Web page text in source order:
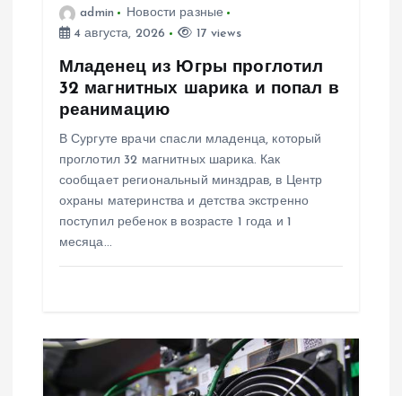
admin
Новости разные
4 августа, 2026
17 views
Младенец из Югры проглотил
32 магнитных шарика и попал в
реанимацию
В Сургуте врачи спасли младенца, который
проглотил 32 магнитных шарика. Как
сообщает региональный минздрав, в Центр
охраны материнства и детства экстренно
поступил ребенок в возрасте 1 года и 1
месяца…